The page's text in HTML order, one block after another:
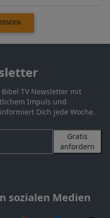
TV Newsletter mit
Impuls und
Dich jede Woche.
Gratis
anfordern
sozialen Medien